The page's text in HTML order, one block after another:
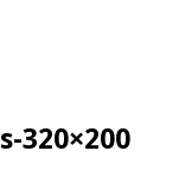
320×200